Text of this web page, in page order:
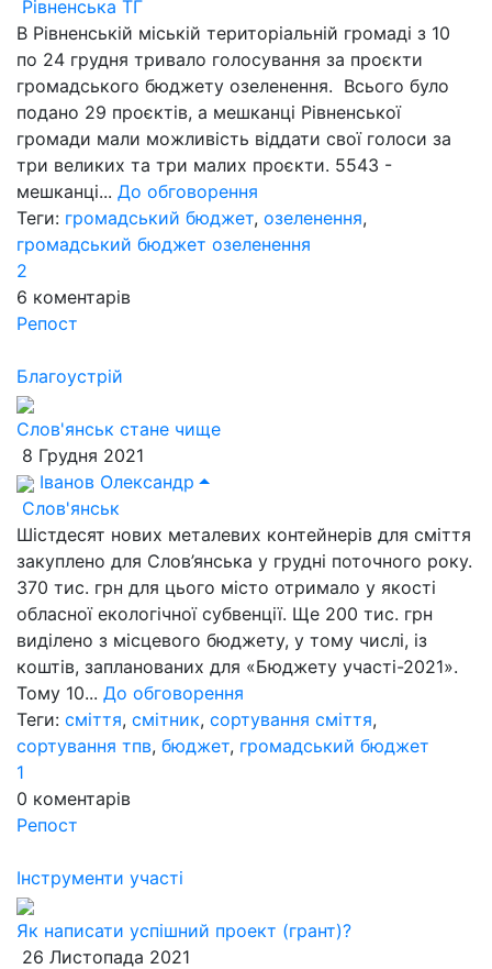
Рівненська ТГ
В Рівненській міській територіальній громаді з 10
по 24 грудня тривало голосування за проєкти
громадського бюджету озеленення. Всього було
подано 29 проєктів, а мешканці Рівненської
громади мали можливість віддати свої голоси за
три великих та три малих проєкти. 5543 -
мешканці... До обговорення
Теги: громадський бюджет, озеленення,
громадський бюджет озеленення
2
6 коментарів
Репост
Благоустрій
Слов'янськ стане чище
8 Грудня 2021
Іванов Олександр
Слов'янськ
Шістдесят нових металевих контейнерів для сміття
закуплено для Слов’янська у грудні поточного року.
370 тис. грн для цього місто отримало у якості
обласної екологічної субвенції. Ще 200 тис. грн
виділено з місцевого бюджету, у тому числі, із
коштів, запланованих для «Бюджету участі-2021».
Тому 10... До обговорення
Теги: сміття, смітник, сортування сміття,
сортування тпв, бюджет, громадський бюджет
1
0 коментарів
Репост
Інструменти участі
Як написати успішний проект (грант)?
26 Листопада 2021